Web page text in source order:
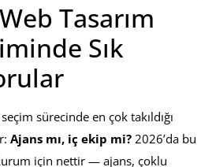
Tasarım
Sık
sürecinde en çok takıldığı
Ajans mı, iç ekip mi? 2026’da bu
için nettir — ajans, çoklu